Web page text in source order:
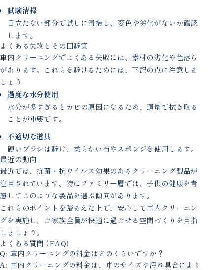
試験清掃
目立たない部分で試しに清掃し、変色や劣化がないか確認
します。
よくある失敗とその回避策
車内クリーニングでよくある失敗には、素材の劣化や色落ち
があります。これらを避けるためには、下記の点に注意しま
しょう
過度な水分使用
水分が多すぎるとカビの原因になるため、適量で拭き取る
ことが重要です。
不適切な道具
硬いブラシは避け、柔らかい布やスポンジを使用します。
最近の動向
最近では、抗菌・抗ウイルス効果のあるクリーニング製品が
注目されています。特にファミリー層では、子供の健康を考
慮してこのような製品を選ぶ傾向があります。
これらのポイントを踏まえた上で、安心して車内クリーニン
グを実施し、ご家族全員が快適に過ごせる空間づくりを目指
しましょう。
よくある質問 (FAQ)
Q: 車内クリーニングの料金はどのくらいですか？
A: 車内クリーニングの料金は、車のサイズや汚れ具合により